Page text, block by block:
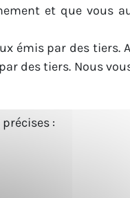
et que vous
émis par des tiers.
des tiers. Nous
: